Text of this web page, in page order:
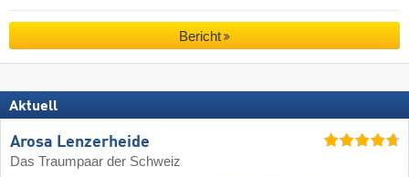
Bericht
Aktuell
Arosa Lenzerheide
Das Traumpaar der Schweiz